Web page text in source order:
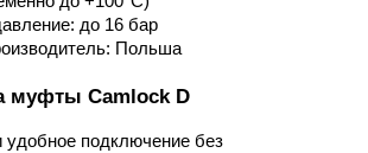
до 16 бар
Польша
муфты Camlock D
удобное подключение без